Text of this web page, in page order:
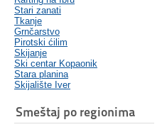
Stari zanati
Tkanje
Grnčarstvo
Pirotski ćilim
Skijanje
Ski centar Kopaonik
Stara planina
Skijalište Iver
Smeštaj po regionima